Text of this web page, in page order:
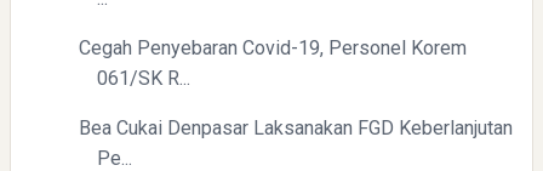
Cegah Penyebaran Covid-19, Personel Korem
061/SK R...
Bea Cukai Denpasar Laksanakan FGD Keberlanjutan
Pe...